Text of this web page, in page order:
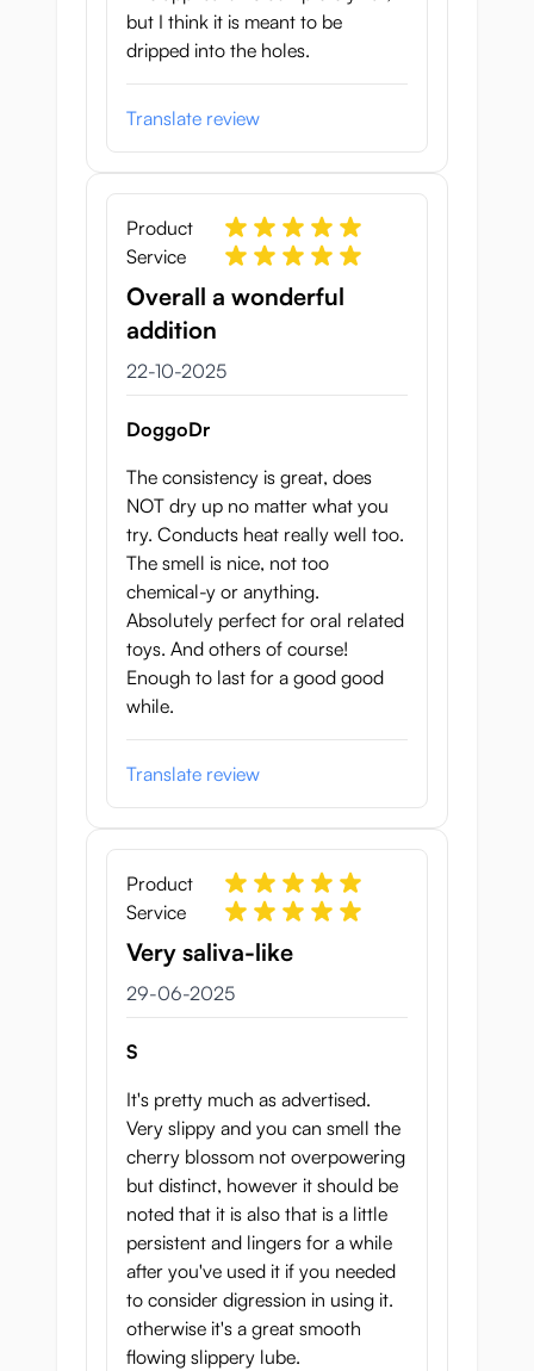
but I think it is meant to be
dripped into the holes.
Translate review
Product
Service
Overall a wonderful
addition
22 oktober 2025
22-10-2025
DoggoDr
The consistency is great, does
NOT dry up no matter what you
try. Conducts heat really well too.
The smell is nice, not too
chemical-y or anything.
Absolutely perfect for oral related
toys. And others of course!
Enough to last for a good good
while.
Translate review
Product
Service
Very saliva-like
29 juni 2025
29-06-2025
S
It's pretty much as advertised.
Very slippy and you can smell the
cherry blossom not overpowering
but distinct, however it should be
noted that it is also that is a little
persistent and lingers for a while
after you've used it if you needed
to consider digression in using it.
otherwise it's a great smooth
flowing slippery lube.